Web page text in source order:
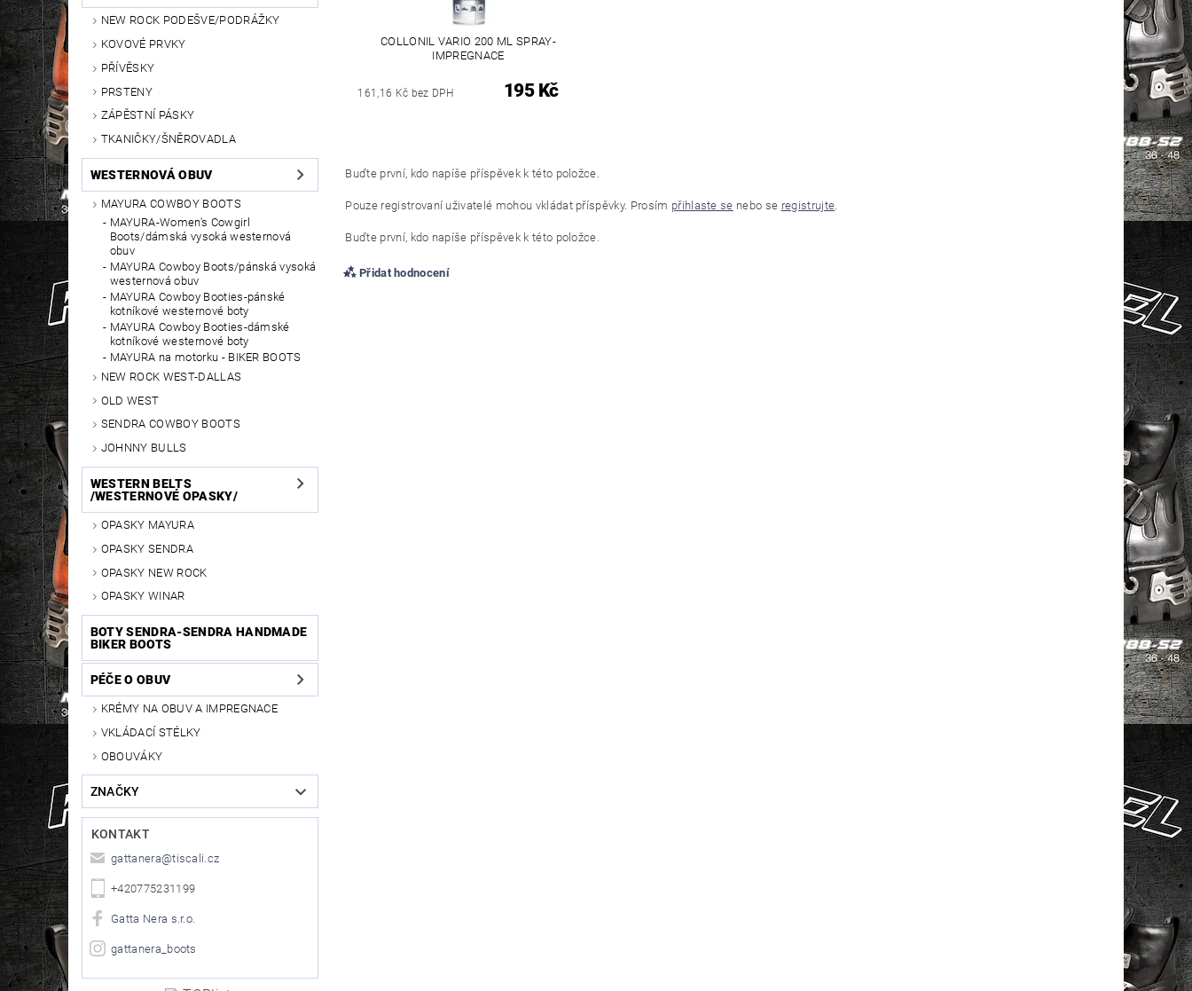
NEW ROCK PODEŠVE/PODRÁŽKY
KOVOVÉ PRVKY
PŘÍVĚSKY
PRSTENY
ZÁPĚSTNÍ PÁSKY
TKANIČKY/ŠNĚROVADLA
WESTERNOVÁ OBUV
MAYURA COWBOY BOOTS
MAYURA-Women's Cowgirl
Boots/dámská vysoká westernová
obuv
MAYURA Cowboy Boots/pánská vysoká
westernová obuv
MAYURA Cowboy Booties-pánské
kotníkové westernové boty
MAYURA Cowboy Booties-dámské
kotníkové westernové boty
MAYURA na motorku - BIKER BOOTS
NEW ROCK WEST-DALLAS
OLD WEST
SENDRA COWBOY BOOTS
JOHNNY BULLS
WESTERN BELTS
/WESTERNOVÉ OPASKY/
OPASKY MAYURA
OPASKY SENDRA
OPASKY NEW ROCK
OPASKY WINAR
BOTY SENDRA-SENDRA HANDMADE
BIKER BOOTS
PÉČE O OBUV
KRÉMY NA OBUV A IMPREGNACE
VKLÁDACÍ STÉLKY
OBOUVÁKY
ZNAČKY
KONTAKT
gattanera@tiscali.cz
+420775231199
Gatta Nera s.r.o.
gattanera_boots
COLLONIL VARIO 200 ML SPRAY-
IMPREGNACE
161,16 Kč bez DPH 195 Kč
Buďte první, kdo napíše příspěvek k této položce.
Pouze registrovaní uživatelé mohou vkládat příspěvky. Prosím přihlaste se nebo se registrujte
Buďte první, kdo napíše příspěvek k této položce.
Přidat hodnocení